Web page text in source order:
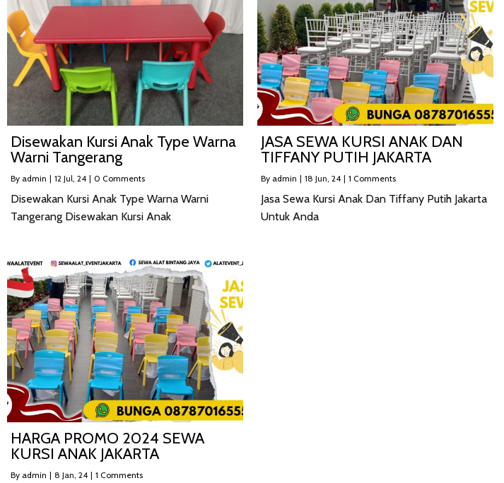
Disewakan Kursi Anak Type Warna
Warni Tangerang
By admin | 12 Jul, 24 | 0 Comments
Disewakan Kursi Anak Type Warna Warni
Tangerang Disewakan Kursi Anak
JASA SEWA KURSI ANAK DAN
TIFFANY PUTIH JAKARTA
By admin | 18 Jun, 24 | 1 Comments
Jasa Sewa Kursi Anak Dan Tiffany Putih Jakarta
Untuk Anda
HARGA PROMO 2024 SEWA
KURSI ANAK JAKARTA
By admin | 8 Jan, 24 | 1 Comments